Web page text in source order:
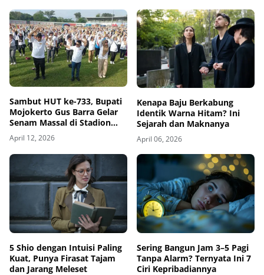
Sambut HUT ke-733, Bupati
Mojokerto Gus Barra Gelar
Senam Massal di Stadion
Gajah Mada
April 12, 2026
Kenapa Baju Berkabung
Identik Warna Hitam? Ini
Sejarah dan Maknanya
April 06, 2026
5 Shio dengan Intuisi Paling
Kuat, Punya Firasat Tajam
dan Jarang Meleset
Sering Bangun Jam 3–5 Pagi
Tanpa Alarm? Ternyata Ini 7
Ciri Kepribadiannya